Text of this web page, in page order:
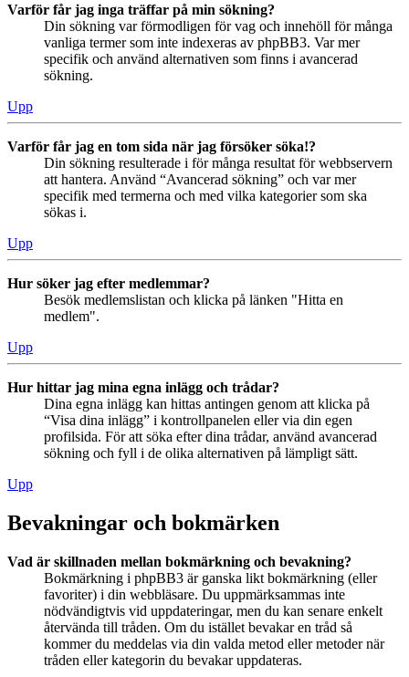
Varför får jag inga träffar på min sökning?
Din sökning var förmodligen för vag och innehöll för många
vanliga termer som inte indexeras av phpBB3. Var mer
specifik och använd alternativen som finns i avancerad
sökning.
Upp
Varför får jag en tom sida när jag försöker söka!?
Din sökning resulterade i för många resultat för webbservern
att hantera. Använd “Avancerad sökning” och var mer
specifik med termerna och med vilka kategorier som ska
sökas i.
Upp
Hur söker jag efter medlemmar?
Besök medlemslistan och klicka på länken "Hitta en
medlem".
Upp
Hur hittar jag mina egna inlägg och trådar?
Dina egna inlägg kan hittas antingen genom att klicka på
“Visa dina inlägg” i kontrollpanelen eller via din egen
profilsida. För att söka efter dina trådar, använd avancerad
sökning och fyll i de olika alternativen på lämpligt sätt.
Upp
Bevakningar och bokmärken
Vad är skillnaden mellan bokmärkning och bevakning?
Bokmärkning i phpBB3 är ganska likt bokmärkning (eller
favoriter) i din webbläsare. Du uppmärksammas inte
nödvändigtvis vid uppdateringar, men du kan senare enkelt
återvända till tråden. Om du istället bevakar en tråd så
kommer du meddelas via din valda metod eller metoder när
tråden eller kategorin du bevakar uppdateras.